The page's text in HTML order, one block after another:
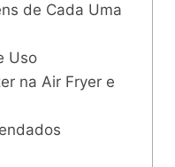
de Cada Uma
Uso
na Air Fryer e